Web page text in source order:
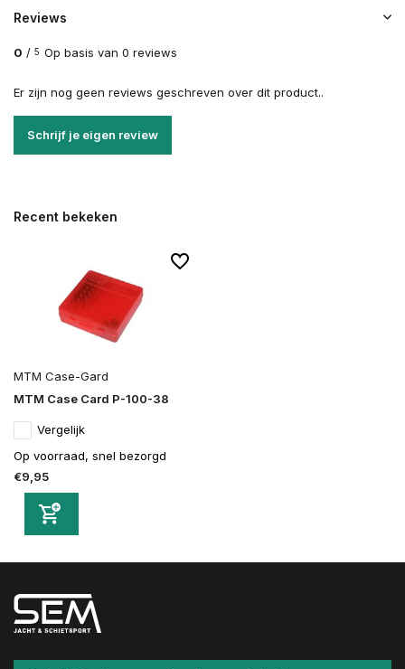
Reviews
0 / 5 Op basis van 0 reviews
Er zijn nog geen reviews geschreven over dit product..
Schrijf je eigen review
Recent bekeken
MTM Case-Gard
MTM Case Card P-100-38
Vergelijk
Op voorraad, snel bezorgd
€9,95